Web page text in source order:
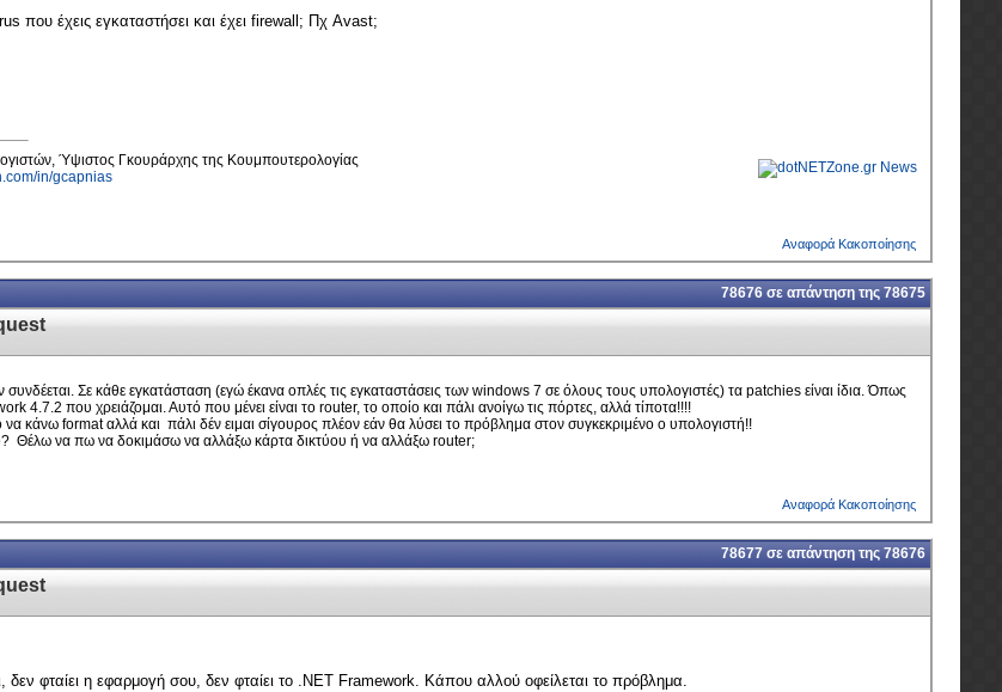
που έχεις εγκαταστήσει και έχει firewall; Πχ Avast;
Ύψιστος Γκουράρχης της Κουμπουτερολογίας
in/gcapnias
Αναφορά Κακοποίησης
78676 σε απάντηση της 78675
Σε κάθε εγκατάσταση (εγώ έκανα οπλές τις εγκαταστάσεις των windows 7 σε όλους τους υπολογιστές) τα patchies είναι ίδια. Όπως
4.7.2 που χρειάζομαι. Αυτό που μένει είναι το router, το οποίο και πάλι ανοίγω τις πόρτες, αλλά τίποτα!!!!
κάνω format αλλά και πάλι δέν ειμαι σίγουρος πλέον εάν θα λύσει το πρόβλημα στον συγκεκριμένο ο υπολογιστή!!
Θέλω να πω να δοκιμάσω να αλλάξω κάρτα δικτύου ή να αλλάξω router;
Αναφορά Κακοποίησης
78677 σε απάντηση της 78676
φταίει η εφαρμογή σου, δεν φταίει το .NET Framework. Κάπου αλλού οφείλεται το πρόβλημα.